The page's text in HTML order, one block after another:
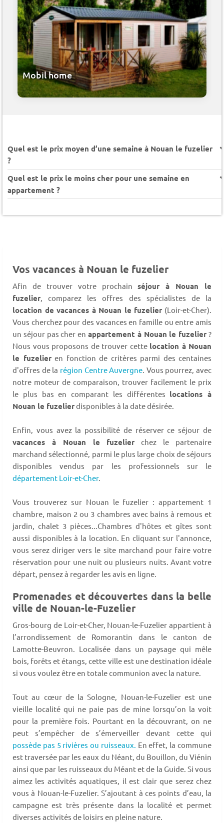
Mobil home
Quel est le prix moyen d’une semaine à Nouan le fuzelier
?
Quel est le prix le moins cher pour une semaine en
appartement ?
Vos vacances à Nouan le fuzelier
Afin de trouver votre prochainséjour à Nouan le
fuzelier , comparez les offres des spécialistes de la
location de vacances à Nouan le fuzelier (Loir-et-Cher).
Vous cherchez pour des vacances en famille ou entre amis
un séjour pas cher en appartement à Nouan le fuzelier ?
Nous vous proposons de trouver cette location à Nouan
le fuzelieren fonction de critères parmi des centaines
d'offres de la région Centre Auvergne . Vous pourrez, avec
notre moteur de comparaison, trouver facilement le prix
le plus bas en comparant les différentes locations à
Nouan le fuzelierdisponibles à la date désirée.
Enfin, vous avez la possibilité de réserver ce séjour de
vacances à Nouan le fuzelier chez le partenaire
marchand sélectionné, parmi le plus large choix de séjours
disponibles vendus par les professionnels sur le
département Loir-et-Cher.
Vous trouverez sur Nouan le fuzelier : appartement 1
chambre, maison 2 ou 3 chambres avec bains à remous et
jardin, chalet 3 pièces...Chambres d'hôtes et gîtes sont
aussi disponibles à la location. En cliquant sur l'annonce,
vous serez diriger vers le site marchand pour faire votre
réservation pour une nuit ou plusieurs nuits. Avant votre
départ, pensez à regarder les avis en ligne.
Promenades et découvertes dans la belle
ville de Nouan-le-Fuzelier
Gros-bourg de Loir-et-Cher, Nouan-le-Fuzelier appartient à
l’arrondissement de Romorantin dans le canton de
Lamotte-Beuvron. Localisée dans un paysage qui mêle
bois, forêts et étangs, cette ville est une destination idéale
si vous voulez être en totale communion avec la nature.
Tout au cœur de la Sologne, Nouan-le-Fuzelier est une
vieille localité qui ne paie pas de mine lorsqu’on la voit
pour la première fois. Pourtant en la découvrant, on ne
peut s’empêcher de s’émerveiller devant cette qui
possède pas 5 rivières ou ruisseaux. En effet, la commune
est traversée par les eaux du Néant, du Bouillon, du Viénin
ainsi que par les ruisseaux du Méant et de la Guide. Si vous
aimez les activités aquatiques, il est clair que serez chez
vous à Nouan-le-Fuzelier. S’ajoutant à ces points d’eau, la
campagne est très présente dans la localité et permet
diverses activités de loisirs en pleine nature.